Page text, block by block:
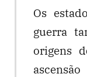
Os
guerra
origens